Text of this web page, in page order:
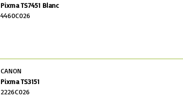
Pixma TS7451 Blanc
4460C026
CANON
Pixma TS3151
2226C026